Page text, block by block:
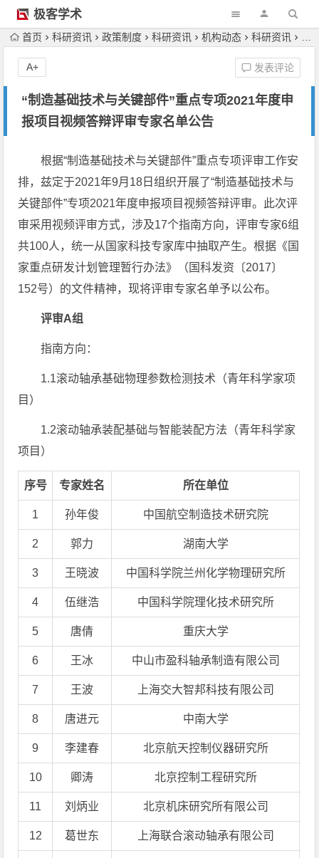
极客学术
首页 科研资讯 政策制度 科研资讯 机构动态 科研资讯
“制造基础技术与关键部件”重点专项2021年度申
报项目视频答辩评审专家名单公告
发表评论
A+
根据“制造基础技术与关键部件”重点专项评审工作安
排，兹定于2021年9月18日组织开展了“制造基础技术与
关键部件”专项2021年度申报项目视频答辩评审。此次评
审采用视频评审方式，涉及17个指南方向，评审专家6组
共100人，统一从国家科技专家库中抽取产生。根据《国
家重点研发计划管理暂行办法》（国科发资〔2017〕
152号）的文件精神，现将评审专家名单予以公布。
评审A组
指南方向：
1.1滚动轴承基础物理参数检测技术（青年科学家项
目）
1.2滚动轴承装配基础与智能装配方法（青年科学家
项目）
序号 专家姓名 所在单位
1 孙年俊 中国航空制造技术研究院
2 郭力 湖南大学
3 王晓波 中国科学院兰州化学物理研究所
4 伍继浩 中国科学院理化技术研究所
5 唐倩 重庆大学
6 王冰 中山市盈科轴承制造有限公司
7 王波 上海交大智邦科技有限公司
8 唐进元 中南大学
9 李建春 北京航天控制仪器研究所
10 卿涛 北京控制工程研究所
11 刘炳业 北京机床研究所有限公司
12 葛世东 上海联合滚动轴承有限公司